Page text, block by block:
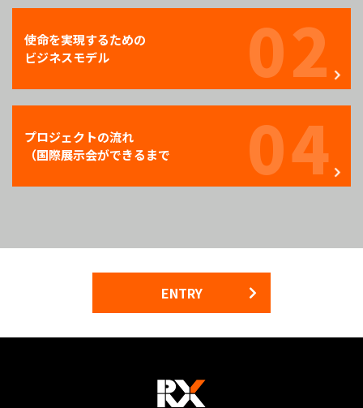
02
使命を実現するための
ビジネスモデル
04
プロジェクトの流れ
（国際展示会ができるまで
ENTRY